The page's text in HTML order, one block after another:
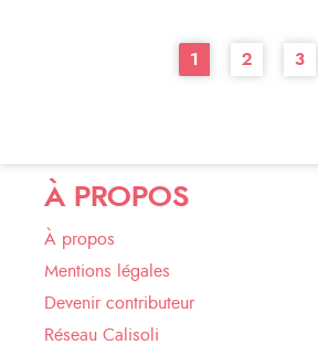
1 2 3
À PROPOS
À propos
Mentions légales
Devenir contributeur
Réseau Calisoli